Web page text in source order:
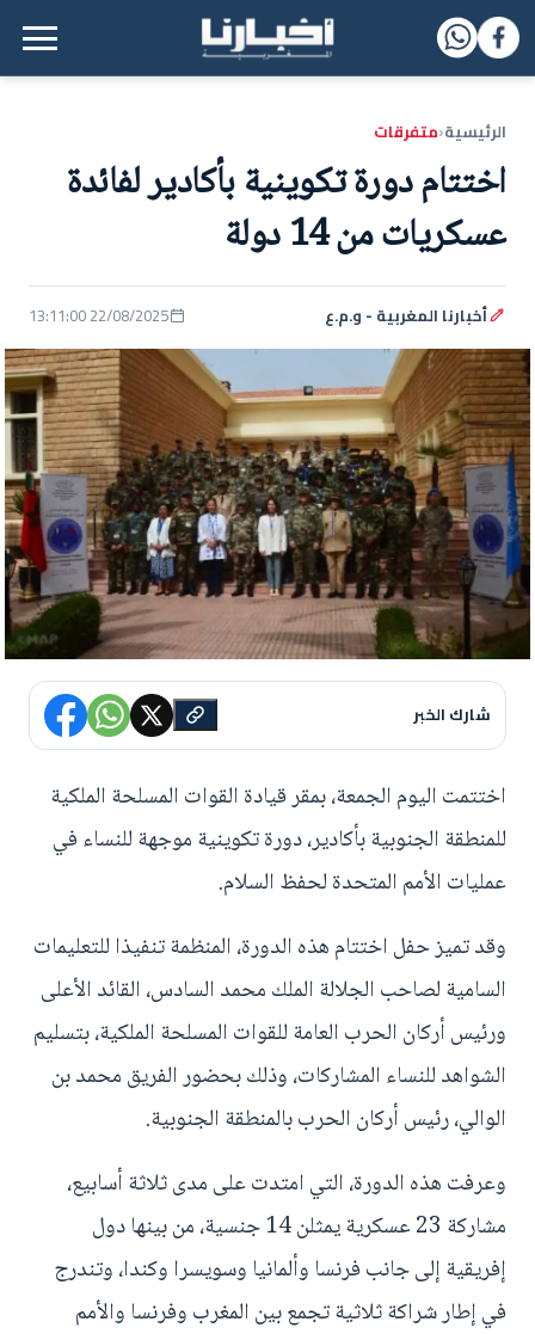
القائمة الرئيسية
الرئيسية‹متفرقات
اختتام دورة تكوينية بأكادير لفائدة
عسكريات من 14 دولة
أخبارنا المغربية - و.م.ع 22/08/2025 13:11:00
شارك الخبر
اختتمت اليوم الجمعة، بمقر قيادة القوات المسلحة الملكية
للمنطقة الجنوبية بأكادير، دورة تكوينية موجهة للنساء في
عمليات الأمم المتحدة لحفظ السلام.
وقد تميز حفل اختتام هذه الدورة، المنظمة تنفيذا للتعليمات
السامية لصاحب الجلالة الملك محمد السادس، القائد الأعلى
ورئيس أركان الحرب العامة للقوات المسلحة الملكية، بتسليم
الشواهد للنساء المشاركات، وذلك بحضور الفريق محمد بن
الوالي، رئيس أركان الحرب بالمنطقة الجنوبية.
وعرفت هذه الدورة، التي امتدت على مدى ثلاثة أسابيع،
مشاركة 23 عسكرية يمثلن 14 جنسية، من بينها دول
إفريقية إلى جانب فرنسا وألمانيا وسويسرا وكندا، وتندرج
في إطار شراكة ثلاثية تجمع بين المغرب وفرنسا والأمم